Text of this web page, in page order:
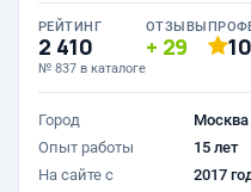
РЕЙТИНГ
2 410
№ 837 в каталоге
ОТЗЫВЫ
29
Город
Москва
Опыт работы
15 лет
На сайте с
2017